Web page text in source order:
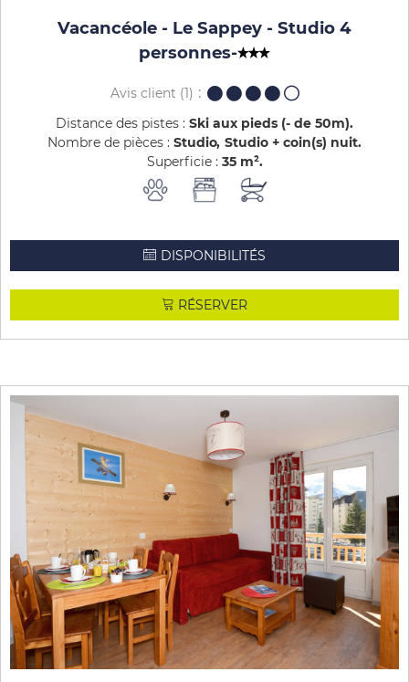
Vacancéole - Le Sappey - Studio 4
personnes-
Avis client (1)
Distance des pistes : Ski aux pieds (- de 50m)
Nombre de pièces : Studio Studio + coin(s) nuit
Superficie : 35 m²
DISPONIBILITÉS
RÉSERVER